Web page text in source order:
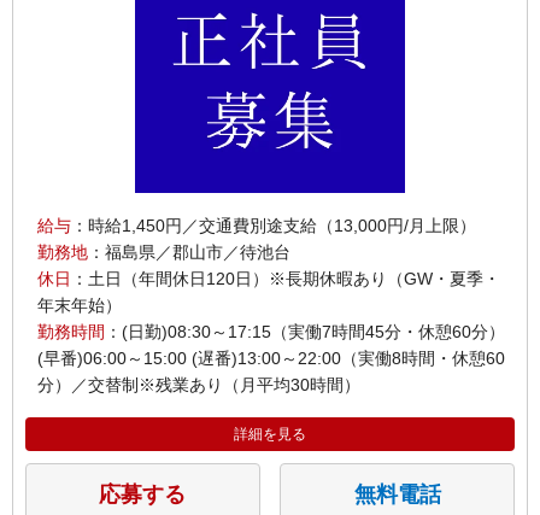
給与 ：時給1,450円／交通費別途支給（13,000円/月上限）
勤務地 ：福島県／郡山市／待池台
休日 ：土日（年間休日120日）※長期休暇あり（GW・夏季・
年末年始）
勤務時間 ：(日勤)08:30～17:15（実働7時間45分・休憩60分）
(早番)06:00～15:00 (遅番)13:00～22:00（実働8時間・休憩60
分）／交替制※残業あり（月平均30時間）
詳細を見る
応募する 無料電話